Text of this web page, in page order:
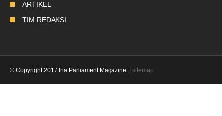
ARTIKEL
TIM REDAKSI
© Copyright 2017 Ina Parliament Magazine. | sitemap